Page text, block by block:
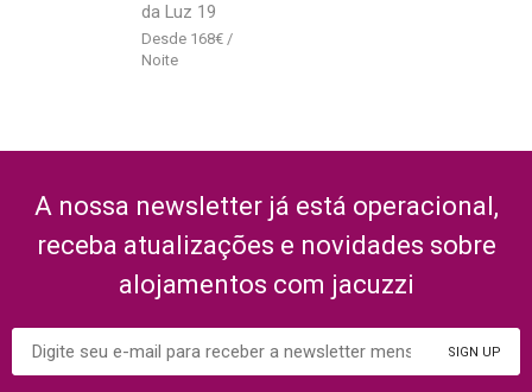
da Luz 19
168€
A nossa newsletter já está operacional,
receba atualizações e novidades sobre
alojamentos com jacuzzi